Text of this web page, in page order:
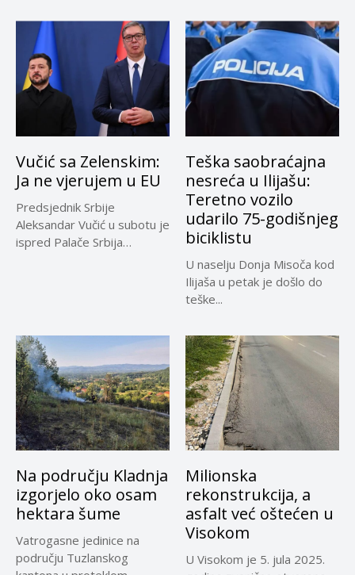
Vučić sa Zelenskim:
Ja ne vjerujem u EU
Predsjednik Srbije
Aleksandar Vučić u subotu je
ispred Palače Srbija
Teška saobraćajna
nesreća u Ilijašu:
Teretno vozilo
udarilo 75-godišnjeg
biciklistu
U naselju Donja Misoča kod
Ilijaša u petak je došlo do
teške...
Na području Kladnja
izgorjelo oko osam
hektara šume
Vatrogasne jedinice na
području Tuzlanskog
Milionska
rekonstrukcija, a
asfalt već oštećen u
Visokom
U Visokom je 5. jula 2025.